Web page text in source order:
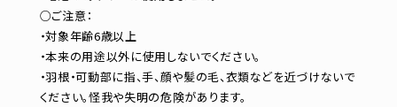
○ご注意：
・対象年齢6歳以上
・本来の用途以外に使用しないでください。
・羽根・可動部に指、手、顔や髪の毛、衣類などを近づけないで
ください。怪我や失明の危険があります。